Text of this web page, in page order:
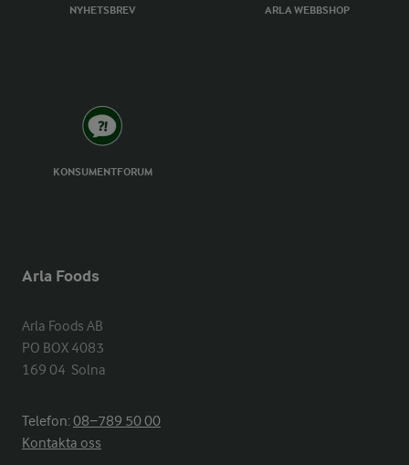
NYHETSBREV ARLA WEBBSHOP
KONSUMENTFORUM
Arla Foods
Arla Foods AB
PO BOX 4083
169 04  Solna
Telefon:08−789 50 00
Kontakta oss